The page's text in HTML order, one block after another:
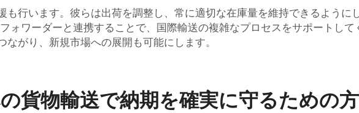
も行います。彼らは出荷を調整し、常に適切な在庫量を維持できるよう
ォワーダーと連携することで、国際輸送の複雑なプロセスをサポートし
がり、新規市場への展開も可能にします。
貨物輸送で納期を確実に守るための